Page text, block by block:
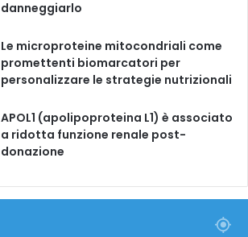
danneggiarlo
Le microproteine ​​mitocondriali come
promettenti biomarcatori per
personalizzare le strategie nutrizionali
APOL1 (apolipoproteina L1) è associato
a ridotta funzione renale post-
donazione